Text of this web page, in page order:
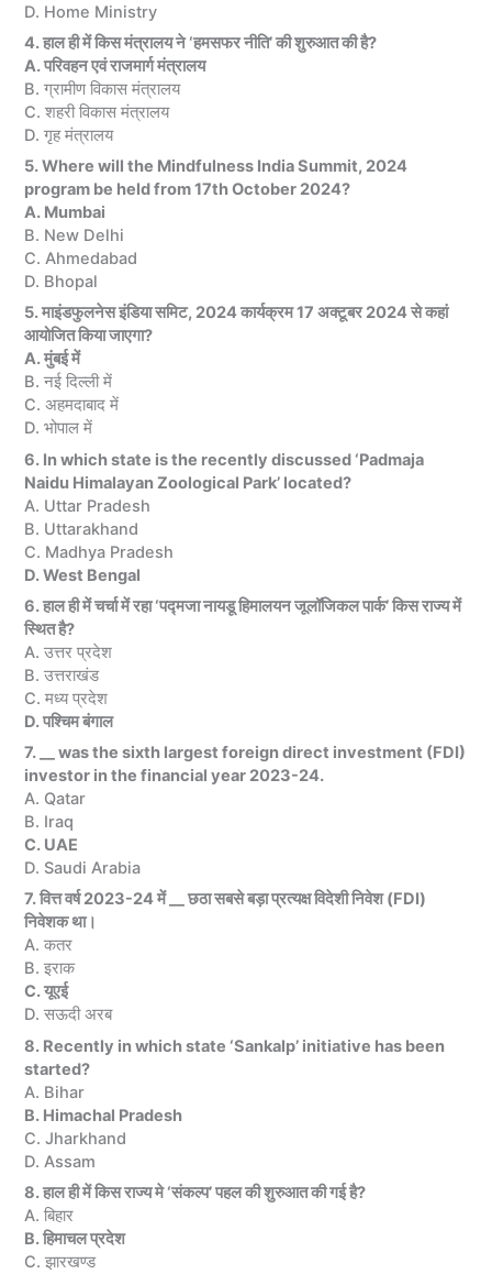
D. Home Ministry
4. हाल ही में किस मंत्रालय ने ‘हमसफर नीति’ की शुरुआत की है?
A. परिवहन एवं राजमार्ग मंत्रालय
B. ग्रामीण विकास मंत्रालय
C. शहरी विकास मंत्रालय
D. गृह मंत्रालय
5. Where will the Mindfulness India Summit, 2024
program be held from 17th October 2024?
A. Mumbai
B. New Delhi
C. Ahmedabad
D. Bhopal
5. माइंडफुलनेस इंडिया समिट, 2024 कार्यक्रम 17 अक्टूबर 2024 से कहां
आयोजित किया जाएगा?
A. मुंबई में
B. नई दिल्ली में
C. अहमदाबाद में
D. भोपाल में
6. In which state is the recently discussed ‘Padmaja
Naidu Himalayan Zoological Park’ located?
A. Uttar Pradesh
B. Uttarakhand
C. Madhya Pradesh
D. West Bengal
6. हाल ही में चर्चा में रहा ‘पद्मजा नायडू हिमालयन जूलॉजिकल पार्क’ किस राज्य में
स्थित है?
A. उत्तर प्रदेश
B. उत्तराखंड
C. मध्य प्रदेश
D. पश्चिम बंगाल
7. __ was the sixth largest foreign direct investment (FDI)
investor in the financial year 2023-24.
A. Qatar
B. Iraq
C. UAE
D. Saudi Arabia
7. वित्त वर्ष 2023-24 में __ छठा सबसे बड़ा प्रत्यक्ष विदेशी निवेश (FDI)
निवेशक था।
A. कतर
B. इराक
C. यूएई
D. सऊदी अरब
8. Recently in which state ‘Sankalp’ initiative has been
started?
A. Bihar
B. Himachal Pradesh
C. Jharkhand
D. Assam
8. हाल ही में किस राज्य मे ‘संकल्प’ पहल की शुरुआत की गई है?
A. बिहार
B. हिमाचल प्रदेश
C. झारखण्ड